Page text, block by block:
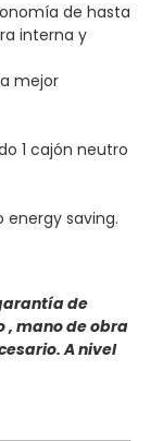
de hasta
interna y
mejor
1 cajón neutro
saving.
de
mano de obra
A nivel